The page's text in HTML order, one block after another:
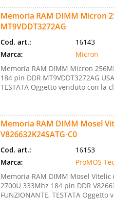
Memoria RAM DIMM Micron
MT9VDDT3272AG
Cod. art.:
16143
Marca:
Micron
Memoria RAM DIMM Micron
184 pin DDR MT9VDDT3272AG
TESTATA Oggetto venduto con la
Memoria RAM DIMM Mosel
V826632K24SATG-C0
Cod. art.:
16153
Marca:
ProMOS
Memoria RAM DIMM Mosel Vitelic
2700U 333Mhz 184 pin DDR
FUNZIONANTE, TESTATA